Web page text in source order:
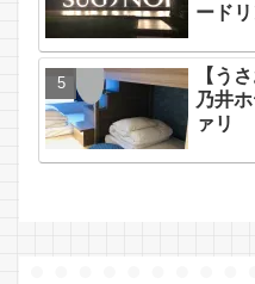
ード
【う
乃井
ァリ